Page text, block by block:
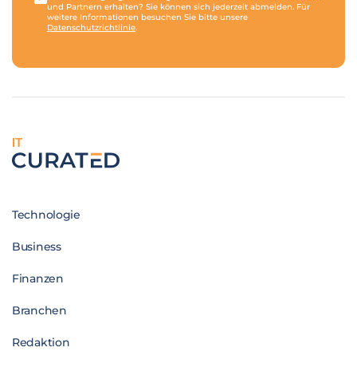
und Partnern erhalten? Sie können sich jederzeit abmelden. Für
weitere Informationen besuchen Sie bitte unsere
Datenschutzrichtlinie.
IT
Technologie
Business
Finanzen
Branchen
Redaktion